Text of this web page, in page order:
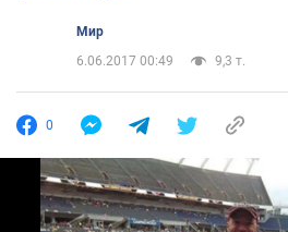
Мир
6.06.2017 00:49
9,3 т.
0